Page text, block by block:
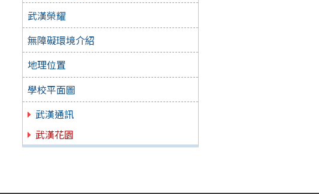
武漢榮耀
無障礙環境介紹
地理位置
學校平面圖
武漢通訊
武漢花園